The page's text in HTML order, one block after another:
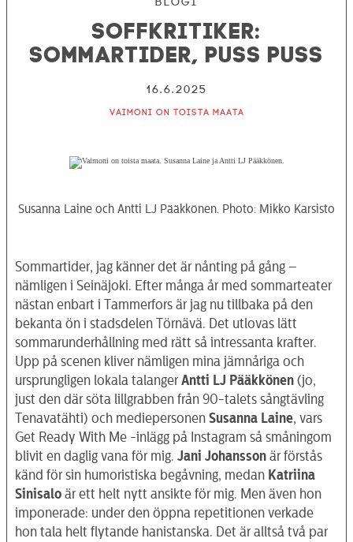
Soffkritiker:
Sommartider, puss puss
16.6.2025
Vaimoni on toista maata
Susanna Laine och Antti LJ Pääkkönen. Photo: Mikko Karsisto
Sommartider, jag känner det är nånting på gång –
nämligen i Seinäjoki. Efter många år med sommarteater
nästan enbart i Tammerfors är jag nu tillbaka på den
bekanta ön i stadsdelen Törnävä. Det utlovas lätt
sommarunderhållning med rätt så intressanta krafter.
Upp på scenen kliver nämligen mina jämnåriga och
ursprungligen lokala talanger Antti LJ Pääkkönen (jo,
just den där söta lillgrabben från 90-talets sångtävling
Tenavatähti) och mediepersonen Susanna Laine , vars
Get Ready With Me -inlägg på Instagram så småningom
blivit en daglig vana för mig. Jani Johansson är förstås
känd för sin humoristiska begåvning, medan Katriina
Sinisalo är ett helt nytt ansikte för mig. Men även hon
imponerade: under den öppna repetitionen verkade
hon tala helt flytande hanistanska. Det är alltså två par